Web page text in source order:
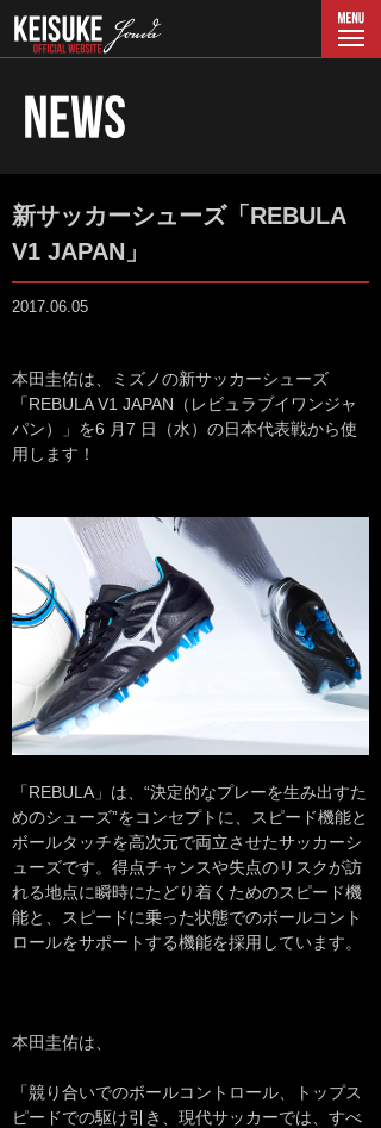
新サッカーシューズ「REBULA
V1 JAPAN」
2017.06.05
本田圭佑は、ミズノの新サッカーシューズ
「REBULA V1 JAPAN（レビュラブイワンジャ
パン）」を6 月7 日（水）の日本代表戦から使
用します！
「REBULA」は、“決定的なプレーを生み出すた
めのシューズ”をコンセプトに、スピード機能と
ボールタッチを高次元で両立させたサッカーシ
ューズです。得点チャンスや失点のリスクが訪
れる地点に瞬時にたどり着くためのスピード機
能と、スピードに乗った状態でのボールコント
ロールをサポートする機能を採用しています。
本田圭佑は、
「競り合いでのボールコントロール、トップス
ピードでの駆け引き、現代サッカーでは、すべ